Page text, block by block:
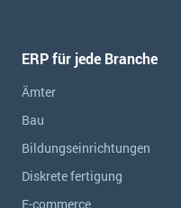
ERP für jede Branche
Ämter
Bau
Bildungseinrichtungen
Diskrete fertigung
E-commerce